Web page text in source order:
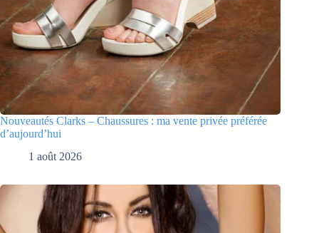
Nouveautés Clarks – Chaussures : ma vente privée préférée
d’aujourd’hui
1 août 2026